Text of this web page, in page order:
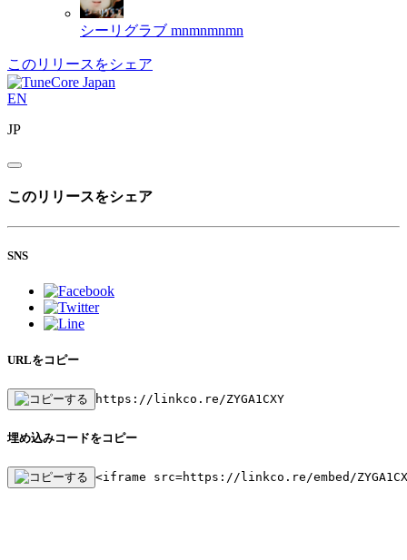
シーリグラブ mnmnmnmn
このリリースをシェア
EN
JP
このリリースをシェア
SNS
URLをコピー
https://linkco.re/ZYGA1CXY
埋め込みコードをコピー
<iframe src=https://linkco.re/embed/